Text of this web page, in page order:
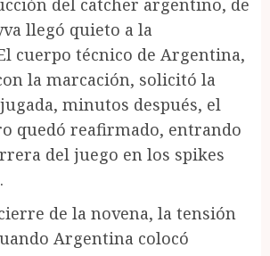
llegó quieto a la
cuerpo técnico de Argentina,
la marcación, solicitó la
minutos después, el
quedó reafirmado, entrando
del juego en los spikes
de la novena, la tensión
Argentina colocó